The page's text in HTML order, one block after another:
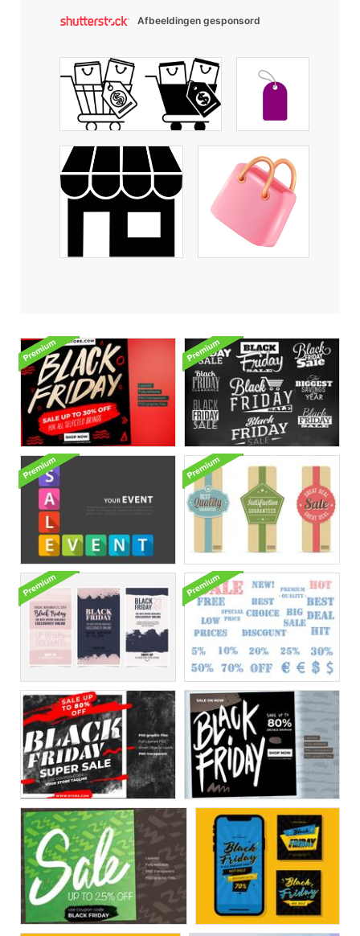
Afbeeldingen gesponsord